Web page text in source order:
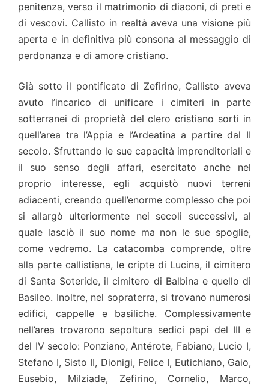
penitenza, verso il matrimonio di diaconi, di preti e
di vescovi. Callisto in realtà aveva una visione più
aperta e in definitiva più consona al messaggio di
perdonanza e di amore cristiano.
Già sotto il pontificato di Zefirino, Callisto aveva
avuto l’incarico di unificare i cimiteri in parte
sotterranei di proprietà del clero cristiano sorti in
quell’area tra l’Appia e l’Ardeatina a partire dal II
secolo. Sfruttando le sue capacità imprenditoriali e
il suo senso degli affari, esercitato anche nel
proprio interesse, egli acquistò nuovi terreni
adiacenti, creando quell’enorme complesso che poi
si allargò ulteriormente nei secoli successivi, al
quale lasciò il suo nome ma non le sue spoglie,
come vedremo. La catacomba comprende, oltre
alla parte callistiana, le cripte di Lucina, il cimitero
di Santa Soteride, il cimitero di Balbina e quello di
Basileo. Inoltre, nel sopraterra, si trovano numerosi
edifici, cappelle e basiliche. Complessivamente
nell’area trovarono sepoltura sedici papi del III e
del IV secolo: Ponziano, Antérote, Fabiano, Lucio I,
Stefano I, Sisto II, Dionigi, Felice I, Eutichiano, Gaio,
Eusebio, Milziade, Zefirino, Cornelio, Marco,